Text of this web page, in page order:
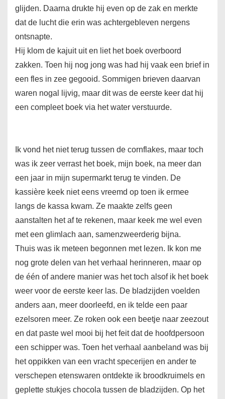
glijden. Daarna drukte hij even op de zak en merkte
dat de lucht die erin was achtergebleven nergens
ontsnapte.
Hij klom de kajuit uit en liet het boek overboord
zakken. Toen hij nog jong was had hij vaak een brief in
een fles in zee gegooid. Sommigen brieven daarvan
waren nogal lijvig, maar dit was de eerste keer dat hij
een compleet boek via het water verstuurde.
Ik vond het niet terug tussen de cornflakes, maar toch
was ik zeer verrast het boek, mijn boek, na meer dan
een jaar in mijn supermarkt terug te vinden. De
kassière keek niet eens vreemd op toen ik ermee
langs de kassa kwam. Ze maakte zelfs geen
aanstalten het af te rekenen, maar keek me wel even
met een glimlach aan, samenzweerderig bijna.
Thuis was ik meteen begonnen met lezen. Ik kon me
nog grote delen van het verhaal herinneren, maar op
de één of andere manier was het toch alsof ik het boek
weer voor de eerste keer las. De bladzijden voelden
anders aan, meer doorleefd, en ik telde een paar
ezelsoren meer. Ze roken ook een beetje naar zeezout
en dat paste wel mooi bij het feit dat de hoofdpersoon
een schipper was. Toen het verhaal aanbeland was bij
het oppikken van een vracht specerijen en ander te
verschepen etenswaren ontdekte ik broodkruimels en
geplette stukjes chocola tussen de bladzijden. Op het